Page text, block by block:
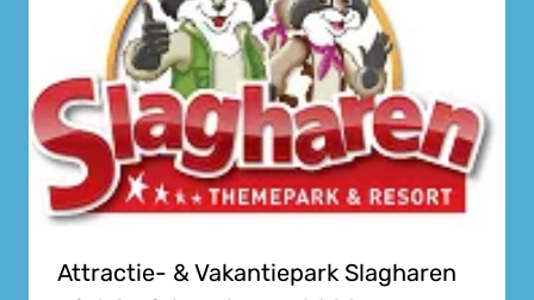
Attractie- & Vakantiepark Slagharen